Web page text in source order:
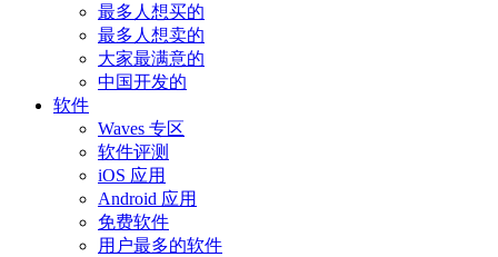
最多人想买的
最多人想卖的
大家最满意的
中国开发的
软件
Waves 专区
软件评测
iOS 应用
Android 应用
免费软件
用户最多的软件